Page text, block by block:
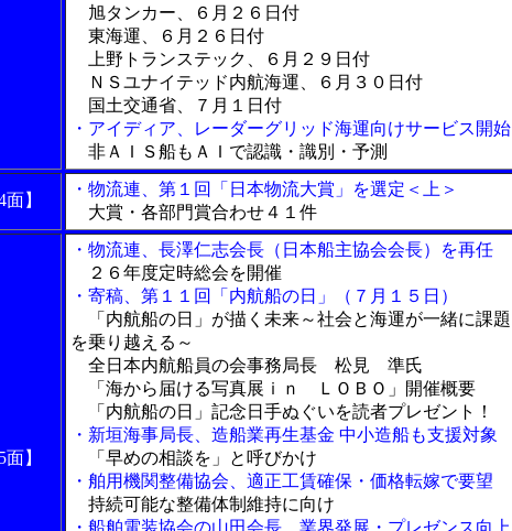
旭タンカー、６月２６日付
東海運、６月２６日付
上野トランステック、６月２９日付
ＮＳユナイテッド内航海運、６月３０日付
国土交通省、７月１日付
・アイディア、レーダーグリッド海運向けサービス開始
非ＡＩＳ船もＡＩで認識・識別・予測
】
・物流連、第１回「日本物流大賞」を選定＜上＞
大賞・各部門賞合わせ４１件
】
・物流連、長澤仁志会長（日本船主協会会長）を再任
２６年度定時総会を開催
・寄稿、第１１回「内航船の日」（７月１５日）
「内航船の日」が描く未来～社会と海運が一緒に課題
を乗り越える～
全日本内航船員の会事務局長 松見 準氏
「海から届ける写真展ｉｎ ＬＯＢＯ」開催概要
「内航船の日」記念日手ぬぐいを読者プレゼント！
・新垣海事局長、造船業再生基金 中小造船も支援対象
「早めの相談を」と呼びかけ
・舶用機関整備協会、適正工賃確保・価格転嫁で要望
持続可能な整備体制維持に向け
・船舶電装協会の山田会長、業界発展・プレゼンス向上